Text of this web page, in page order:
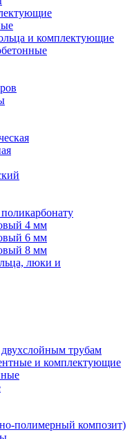
и комплектующие
4 мм
6 мм
8 мм
люки и
трубам
и комплектующие
полимерный композит)